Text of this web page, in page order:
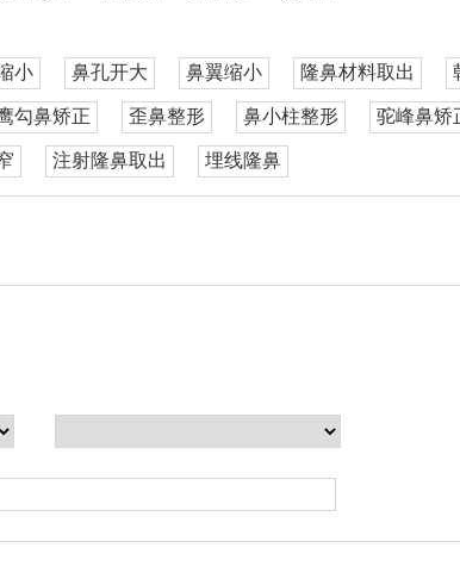
小 鼻孔开大 鼻翼缩小 隆鼻材料取出
勾鼻矫正 歪鼻整形 鼻小柱整形 驼峰鼻矫
注射隆鼻取出 埋线隆鼻